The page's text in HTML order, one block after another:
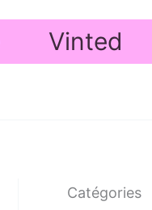
Vinted
Catégories